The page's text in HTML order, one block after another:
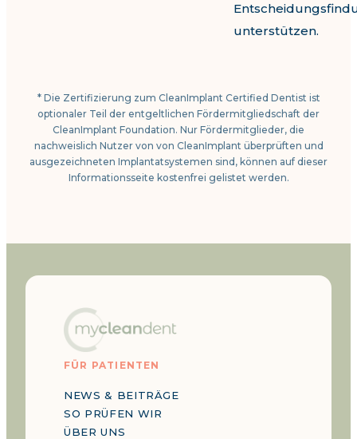
unterstützen.
* Die Zertifizierung zum CleanImplant Certified Dentist ist
optionaler Teil der entgeltlichen Fördermitgliedschaft der
CleanImplant Foundation. Nur Fördermitglieder, die
nachweislich Nutzer von von CleanImplant überprüften und
ausgezeichneten Implantatsystemen sind, können auf dieser
Informationsseite kostenfrei gelistet werden.
FÜR PATIENTEN
NEWS & BEITRÄGE
SO PRÜFEN WIR
ÜBER UNS